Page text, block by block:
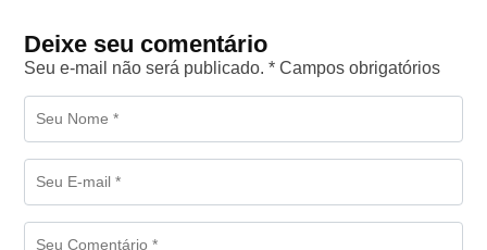
Deixe seu comentário
Seu e-mail não será publicado. * Campos obrigatórios